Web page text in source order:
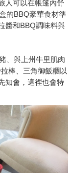
人可以在帳篷內舒
的BBQ豪華食材準
醬和BBQ調味料與
、與上州牛里肌肉
棒、三角御飯糰以
知會，這裡也會特